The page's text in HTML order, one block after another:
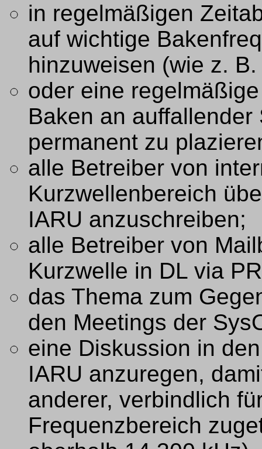
in regelmäßigen
auf wichtige
hinzuweisen (wie z.
oder eine
Baken an
permanent zu
alle Betreiber von
Kurzwellenbereich
IARU anzuschreiben;
alle Betreiber von
Kurzwelle in DL via
das Thema zum
den Meetings der
eine Diskussion in
IARU anzuregen,
anderer, verbindlich
Frequenzbereich